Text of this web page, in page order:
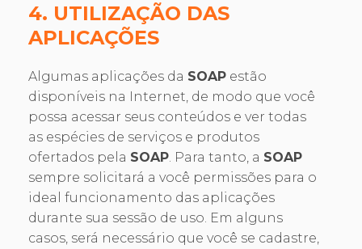
4. UTILIZAÇÃO DAS
APLICAÇÕES
Algumas aplicações da SOAP estão
disponíveis na Internet, de modo que você
possa acessar seus conteúdos e ver todas
as espécies de serviços e produtos
ofertados pela SOAP. Para tanto, a SOAP
sempre solicitará a você permissões para o
ideal funcionamento das aplicações
durante sua sessão de uso. Em alguns
casos, será necessário que você se cadastre,